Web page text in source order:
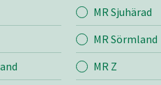
MR Sjuhärad
MR Sörmland
MR Z